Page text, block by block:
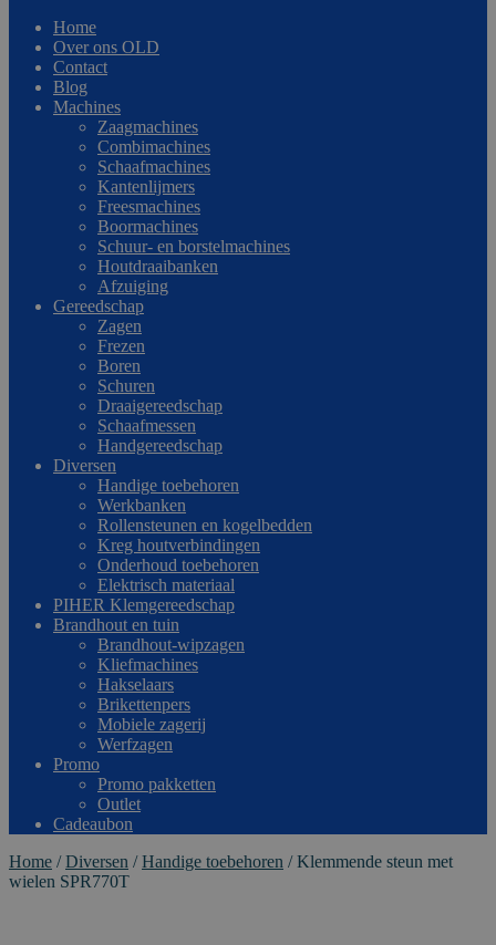
Home
Over ons OLD
Contact
Blog
Machines
Zaagmachines
Combimachines
Schaafmachines
Kantenlijmers
Freesmachines
Boormachines
Schuur- en borstelmachines
Houtdraaibanken
Afzuiging
Gereedschap
Zagen
Frezen
Boren
Schuren
Draaigereedschap
Schaafmessen
Handgereedschap
Diversen
Handige toebehoren
Werkbanken
Rollensteunen en kogelbedden
Kreg houtverbindingen
Onderhoud toebehoren
Elektrisch materiaal
PIHER Klemgereedschap
Brandhout en tuin
Brandhout-wipzagen
Kliefmachines
Hakselaars
Brikettenpers
Mobiele zagerij
Werfzagen
Promo
Promo pakketten
Outlet
Cadeaubon
Home /Diversen /Handige toebehoren /Klemmende steun met
wielen SPR770T